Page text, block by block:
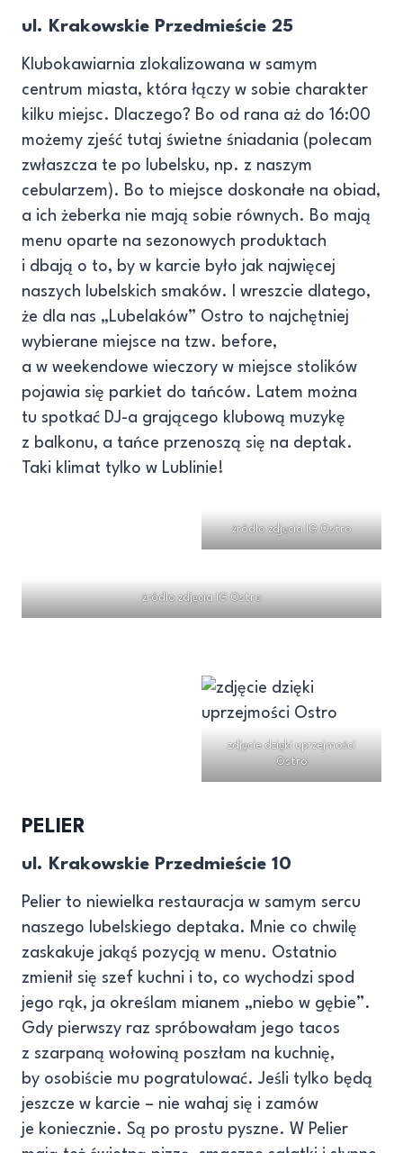
ul. Krakowskie Przedmieście 25
Klubokawiarnia zlokalizowana w samym
centrum miasta, która łączy w sobie charakter
kilku miejsc. Dlaczego? Bo od rana aż do 16:00
możemy zjeść tutaj świetne śniadania (polecam
zwłaszcza te po lubelsku, np. z naszym
cebularzem). Bo to miejsce doskonałe na obiad,
a ich żeberka nie mają sobie równych. Bo mają
menu oparte na sezonowych produktach
i dbają o to, by w karcie było jak najwięcej
naszych lubelskich smaków. I wreszcie dlatego,
że dla nas „Lubelaków” Ostro to najchętniej
wybierane miejsce na tzw. before,
a w weekendowe wieczory w miejsce stolików
pojawia się parkiet do tańców. Latem można
tu spotkać DJ-a grającego klubową muzykę
z balkonu, a tańce przenoszą się na deptak.
Taki klimat tylko w Lublinie!
żródło zdjęcia IG Ostro
żródło zdjęcia IG Ostro
zdjęcie dzięki uprzejmości
Ostro
PELIER
ul. Krakowskie Przedmieście 10
Pelier to niewielka restauracja w samym sercu
naszego lubelskiego deptaka. Mnie co chwilę
zaskakuje jakąś pozycją w menu. Ostatnio
zmienił się szef kuchni i to, co wychodzi spod
jego rąk, ja określam mianem „niebo w gębie”.
Gdy pierwszy raz spróbowałam jego tacos
z szarpaną wołowiną poszłam na kuchnię,
by osobiście mu pogratulować. Jeśli tylko będą
jeszcze w karcie – nie wahaj się i zamów
je koniecznie. Są po prostu pyszne. W Pelier